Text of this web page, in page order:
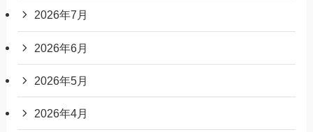
2026年7月
2026年6月
2026年5月
2026年4月